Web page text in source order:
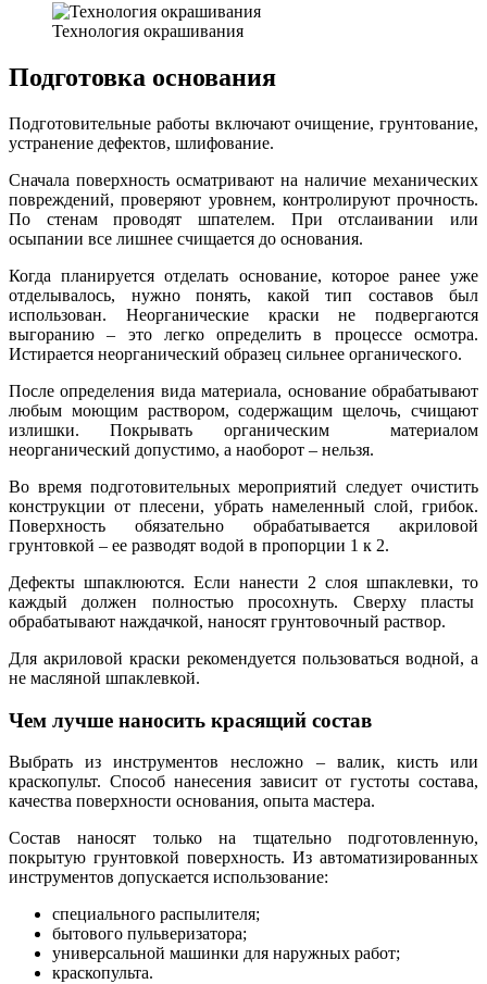
Технология окрашивания
Подготовка основания
Подготовительные работы включают очищение, грунтование,
устранение дефектов, шлифование.
Сначала поверхность осматривают на наличие механических
повреждений, проверяют уровнем, контролируют прочность.
По стенам проводят шпателем. При отслаивании или
осыпании все лишнее счищается до основания.
Когда планируется отделать основание, которое ранее уже
отделывалось, нужно понять, какой тип составов был
использован. Неорганические краски не подвергаются
выгоранию – это легко определить в процессе осмотра.
Истирается неорганический образец сильнее органического.
После определения вида материала, основание обрабатывают
любым моющим раствором, содержащим щелочь, счищают
излишки. Покрывать органическим материалом
неорганический допустимо, а наоборот – нельзя.
Во время подготовительных мероприятий следует очистить
конструкции от плесени, убрать намеленный слой, грибок.
Поверхность обязательно обрабатывается акриловой
грунтовкой – ее разводят водой в пропорции 1 к 2.
Дефекты шпаклюются. Если нанести 2 слоя шпаклевки, то
каждый должен полностью просохнуть. Сверху пласты
обрабатывают наждачкой, наносят грунтовочный раствор.
Для акриловой краски рекомендуется пользоваться водной, а
не масляной шпаклевкой.
Чем лучше наносить красящий состав
Выбрать из инструментов несложно – валик, кисть или
краскопульт. Способ нанесения зависит от густоты состава,
качества поверхности основания, опыта мастера.
Состав наносят только на тщательно подготовленную,
покрытую грунтовкой поверхность. Из автоматизированных
инструментов допускается использование:
специального распылителя;
бытового пульверизатора;
универсальной машинки для наружных работ;
краскопульта.